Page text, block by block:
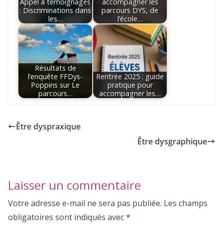
: Discriminations dans
les…
parcours DYS, de
l’école…
Résultats de
l’enquête FFDys-
Poppins sur Le
parcours…
Rentrée 2025 : guide
pratique pour
accompagner les…
Être dyspraxique
Être dysgraphique
Laisser un commentaire
Votre adresse e-mail ne sera pas publiée. Les champs
obligatoires sont indiqués avec*